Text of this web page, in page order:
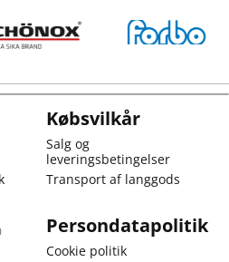
Købsvilkår
Salg og
leveringsbetingelser
Transport af langgods
Persondatapolitik
Cookie politik